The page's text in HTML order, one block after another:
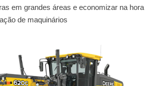
em grandes áreas e economizar na hora
de maquinários